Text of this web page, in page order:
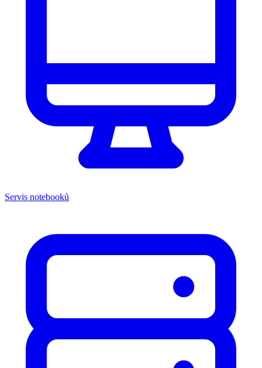
Servis notebooků